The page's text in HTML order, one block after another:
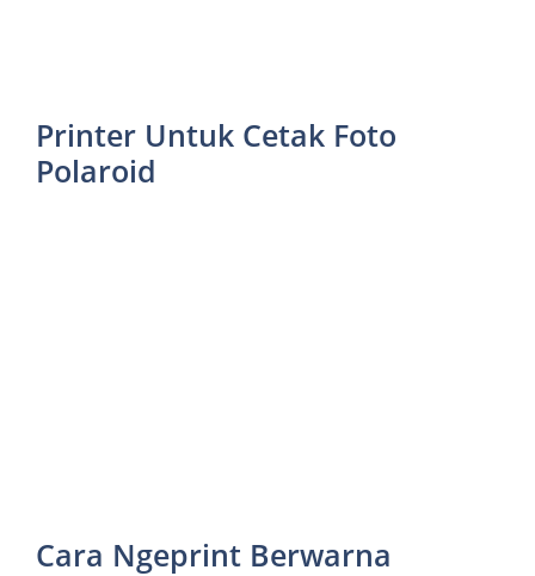
Printer Untuk Cetak Foto
Polaroid
Cara Ngeprint Berwarna